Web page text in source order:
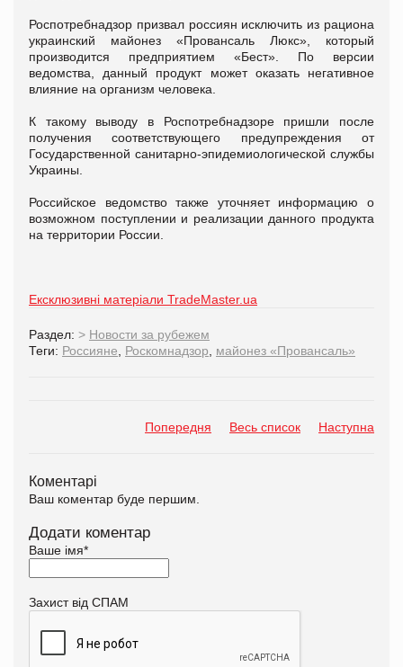
Роспотребнадзор призвал россиян исключить из рациона
украинский майонез «Провансаль Люкс», который
производится предприятием «Бест». По версии
ведомства, данный продукт может оказать негативное
влияние на организм человека.
К такому выводу в Роспотребнадзоре пришли после
получения соответствующего предупреждения от
Государственной санитарно-эпидемиологической службы
Украины.
Российское ведомство также уточняет информацию о
возможном поступлении и реализации данного продукта
на территории России.
Ексклюзивні матеріали TradeMaster.ua
Раздел: > Новости за рубежем
Теги: Россияне Роскомнадзор майонез «Провансаль»
Попередня Весь список Наступна
Коментарі
Ваш коментар буде першим.
Додати коментар
Ваше імя*
Захист від СПАМ